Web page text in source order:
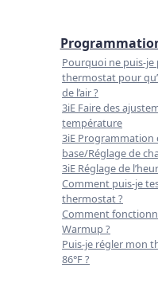
Pourquoi ne puis-
thermostat pour
de l’air ?
3iE Faire des
température
3iE
base/Réglage de
3iE Réglage de
Comment puis-je
thermostat ?
Comment
Warmup ?
Puis-je régler mon
86°F ?